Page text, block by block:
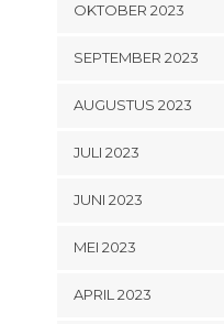
OKTOBER 2023
SEPTEMBER 2023
AUGUSTUS 2023
JULI 2023
JUNI 2023
MEI 2023
APRIL 2023